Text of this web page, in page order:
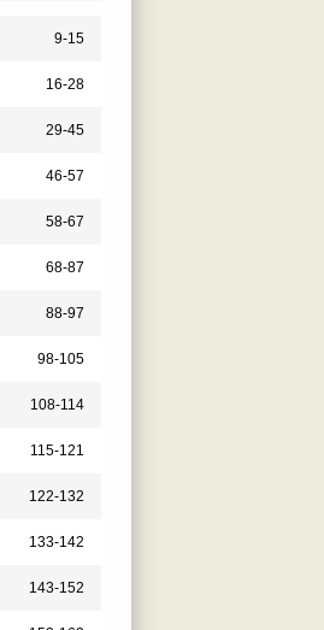
9-15
16-28
29-45
46-57
58-67
68-87
88-97
98-105
108-114
115-121
122-132
133-142
143-152